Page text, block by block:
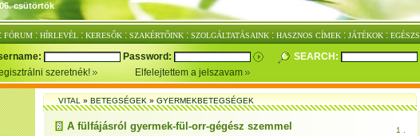
csütörtök
: FÓRUM : HÍRLEVÉL : KERESŐK : SZAKÉRTŐINK : SZOLGÁLTATÁSAINK : HASZNOS CÍMEK : JÁTÉKOK :
Password:
SEARCH:
szeretnék!
Elfelejtettem a jelszavam
VITAL»BETEGSÉGEK»GYERMEKBETEGSÉGEK
A fülfájásról gyermek-fül-orr-gégész szemmel
1 .